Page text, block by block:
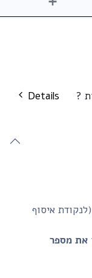
Details
ומעלה (לנקודת איסוף
מספר